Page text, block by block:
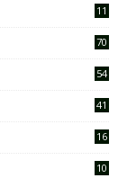
11
70
54
41
16
10